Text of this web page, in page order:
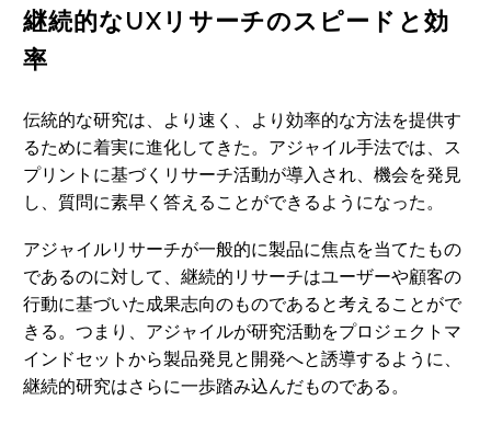
継続的なUXリサーチのスピードと効
率
伝統的な研究は、より速く、より効率的な方法を提供す
るために着実に進化してきた。アジャイル手法では、ス
プリントに基づくリサーチ活動が導入され、機会を発見
し、質問に素早く答えることができるようになった。
アジャイルリサーチが一般的に製品に焦点を当てたもの
であるのに対して、継続的リサーチはユーザーや顧客の
行動に基づいた成果志向のものであると考えることがで
きる。つまり、アジャイルが研究活動をプロジェクトマ
インドセットから製品発見と開発へと誘導するように、
継続的研究はさらに一歩踏み込んだものである。